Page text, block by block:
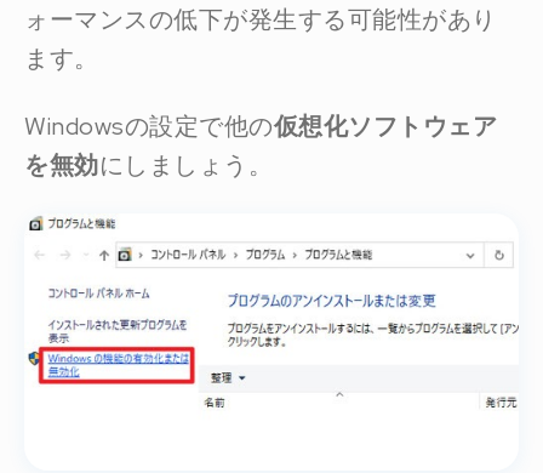
ォーマンスの低下が発生する可能性があり
ます。
Windowsの設定で他の仮想化ソフトウェア
を無効にしましょう。